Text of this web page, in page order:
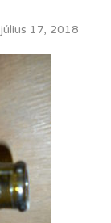
július 17, 2018